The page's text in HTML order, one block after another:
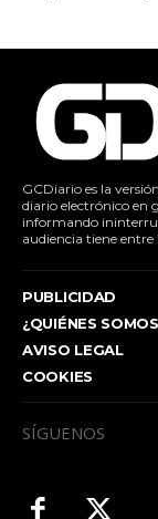
GCDiario es la
diario electrónico en
informando
audiencia tiene entre
PUBLICIDAD
¿QUIÉNES
AVISO LEGAL
COOKIES
SÍGUENOS